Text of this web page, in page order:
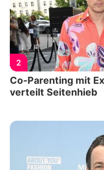
2
Co-Parenting mit
verteilt Seitenhieb